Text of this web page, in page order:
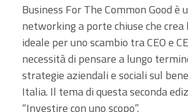
Business For The Common Good è
networking a porte chiuse che crea
ideale per uno scambio tra CEO e
necessità di pensare a lungo
strategie aziendali e sociali sul
Italia. Il tema di questa seconda
“Investire con uno scopo”.